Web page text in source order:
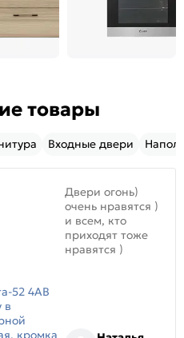
товары
Входные двери
52 4AB
в
кромка
Двери огонь)
очень нравятся )
и всем, кто
приходят тоже
нравятся )